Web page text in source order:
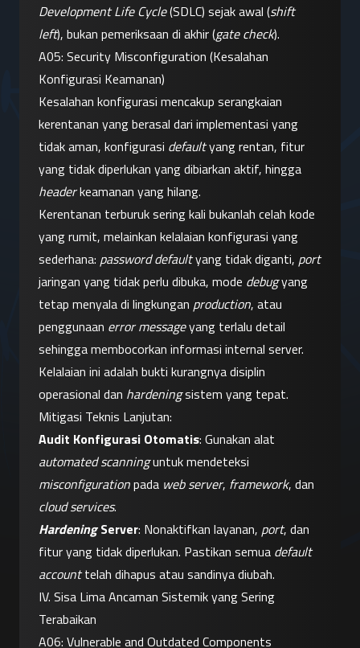
Development Life Cycle (SDLC) sejak awal (shift
left), bukan pemeriksaan di akhir (gate check).
A05: Security Misconfiguration (Kesalahan
Konfigurasi Keamanan)
Kesalahan konfigurasi mencakup serangkaian
kerentanan yang berasal dari implementasi yang
tidak aman, konfigurasi default yang rentan, fitur
header keamanan yang hilang.
Kerentanan terburuk sering kali bukanlah celah kode
yang rumit, melainkan kelalaian konfigurasi yang
sederhana: password default yang tidak diganti, port
jaringan yang tidak perlu dibuka, mode debug yang
tetap menyala di lingkungan production, atau
penggunaan error message yang terlalu detail
sehingga membocorkan informasi internal server.
Kelalaian ini adalah bukti kurangnya disiplin
operasional dan hardening sistem yang tepat.
Mitigasi Teknis Lanjutan:
Audit Konfigurasi Otomatis
automated scanning
misconfiguration pada web server, framework
cloud services.
Hardening Server: Nonaktifkan layanan, port, dan
fitur yang tidak diperlukan. Pastikan semua default
account telah dihapus atau sandinya diubah.
IV. Sisa Lima Ancaman Sistemik yang Sering
Terabaikan
A06: Vulnerable and Outdated Components